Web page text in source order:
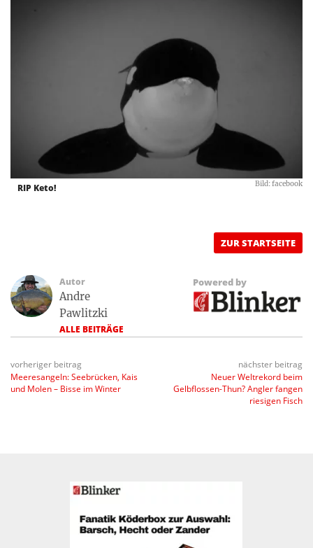
Bild: facebook
RIP Keto!
ZUR STARTSEITE
Autor
Andre
Pawlitzki
ALLE BEITRÄGE
Powered by
vorheriger beitrag
Meeresangeln: Seebrücken, Kais
und Molen – Bisse im Winter
nächster beitrag
Neuer Weltrekord beim
Gelbflossen-Thun? Angler fangen
riesigen Fisch